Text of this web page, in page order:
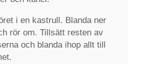
i en kastrull. Blanda ner
rör om. Tillsätt resten av
och blanda ihop allt till